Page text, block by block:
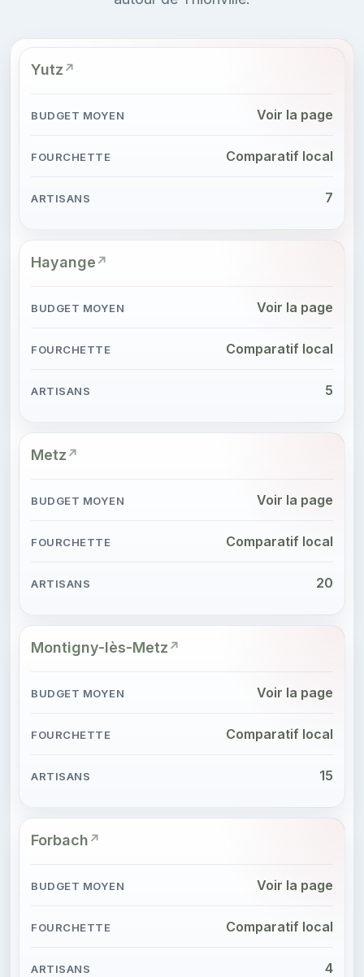
Yutz
Voir la page
Comparatif local
7
Hayange
Voir la page
Comparatif local
5
Metz
Voir la page
Comparatif local
20
Montigny-lès-Metz
Voir la page
Comparatif local
15
Forbach
Voir la page
Comparatif local
4